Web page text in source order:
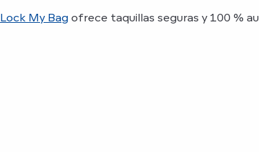
Lock My Bag ofrece taquillas seguras y 100 %